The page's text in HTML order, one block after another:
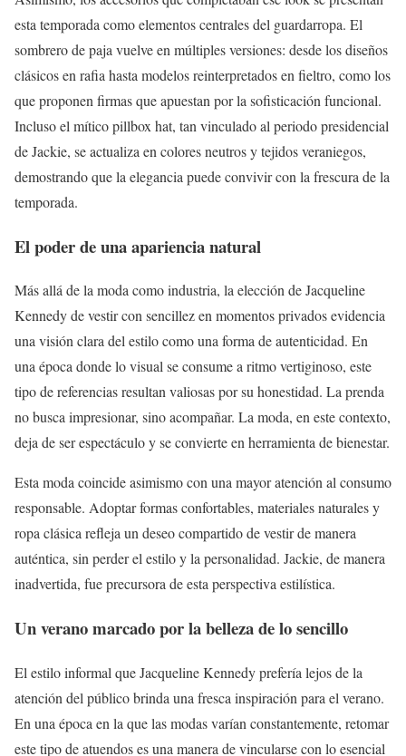
esta temporada como elementos centrales del guardarropa. El
sombrero de paja vuelve en múltiples versiones: desde los diseños
clásicos en rafia hasta modelos reinterpretados en fieltro, como los
que proponen firmas que apuestan por la sofisticación funcional.
Incluso el mítico pillbox hat, tan vinculado al periodo presidencial
de Jackie, se actualiza en colores neutros y tejidos veraniegos,
demostrando que la elegancia puede convivir con la frescura de la
temporada.
El poder de una apariencia natural
Más allá de la moda como industria, la elección de Jacqueline
Kennedy de vestir con sencillez en momentos privados evidencia
una visión clara del estilo como una forma de autenticidad. En
una época donde lo visual se consume a ritmo vertiginoso, este
tipo de referencias resultan valiosas por su honestidad. La prenda
no busca impresionar, sino acompañar. La moda, en este contexto,
deja de ser espectáculo y se convierte en herramienta de bienestar.
Esta moda coincide asimismo con una mayor atención al consumo
responsable. Adoptar formas confortables, materiales naturales y
ropa clásica refleja un deseo compartido de vestir de manera
auténtica, sin perder el estilo y la personalidad. Jackie, de manera
inadvertida, fue precursora de esta perspectiva estilística.
Un verano marcado por la belleza de lo sencillo
El estilo informal que Jacqueline Kennedy prefería lejos de la
atención del público brinda una fresca inspiración para el verano.
En una época en la que las modas varían constantemente, retomar
este tipo de atuendos es una manera de vincularse con lo esencial